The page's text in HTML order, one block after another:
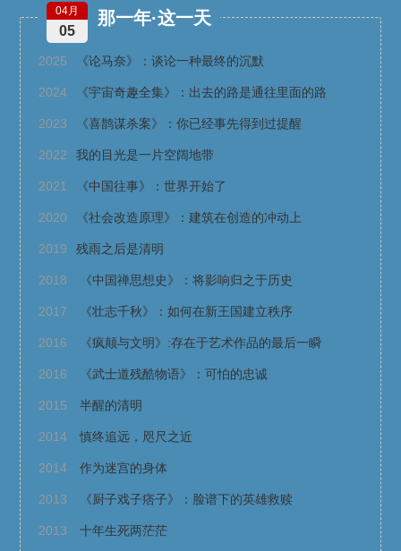
那一年·这一天
04月
05
2025 《论马奈》：谈论一种最终的沉默
2024 《宇宙奇趣全集》：出去的路是通往里面的路
2023 《喜鹊谋杀案》：你已经事先得到过提醒
2022 我的目光是一片空阔地带
2021 《中国往事》：世界开始了
2020 《社会改造原理》：建筑在创造的冲动上
2019 残雨之后是清明
2018 《中国禅思想史》：将影响归之于历史
2017 《壮志千秋》：如何在新王国建立秩序
2016 《疯颠与文明》:存在于艺术作品的最后一瞬
2016 《武士道残酷物语》：可怕的忠诚
2015 半醒的清明
2014 慎终追远，咫尺之近
2014 作为迷宫的身体
2013 《厨子戏子痞子》：脸谱下的英雄救赎
2013 十年生死两茫茫